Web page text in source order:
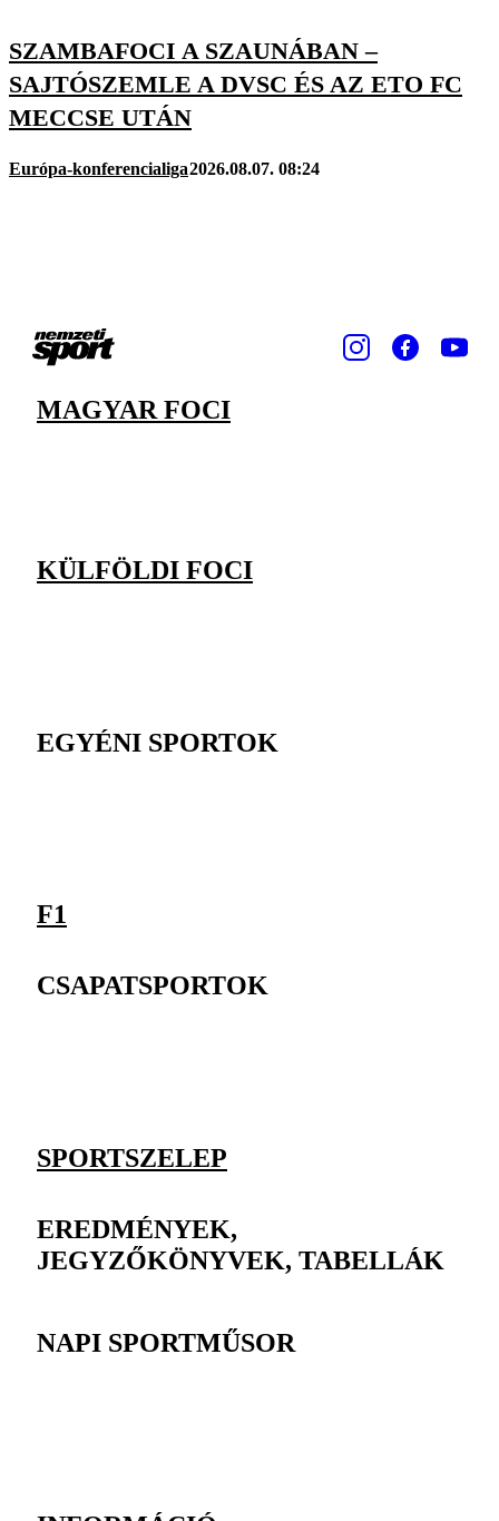
SZAMBAFOCI A SZAUNÁBAN –
SAJTÓSZEMLE A DVSC ÉS AZ ETO FC
MECCSE UTÁN
Európa-konferencialiga2026.08.07. 08:24
MAGYAR FOCI
KÜLFÖLDI FOCI
EGYÉNI SPORTOK
F1
CSAPATSPORTOK
SPORTSZELEP
EREDMÉNYEK,
JEGYZŐKÖNYVEK, TABELLÁK
NAPI SPORTMŰSOR